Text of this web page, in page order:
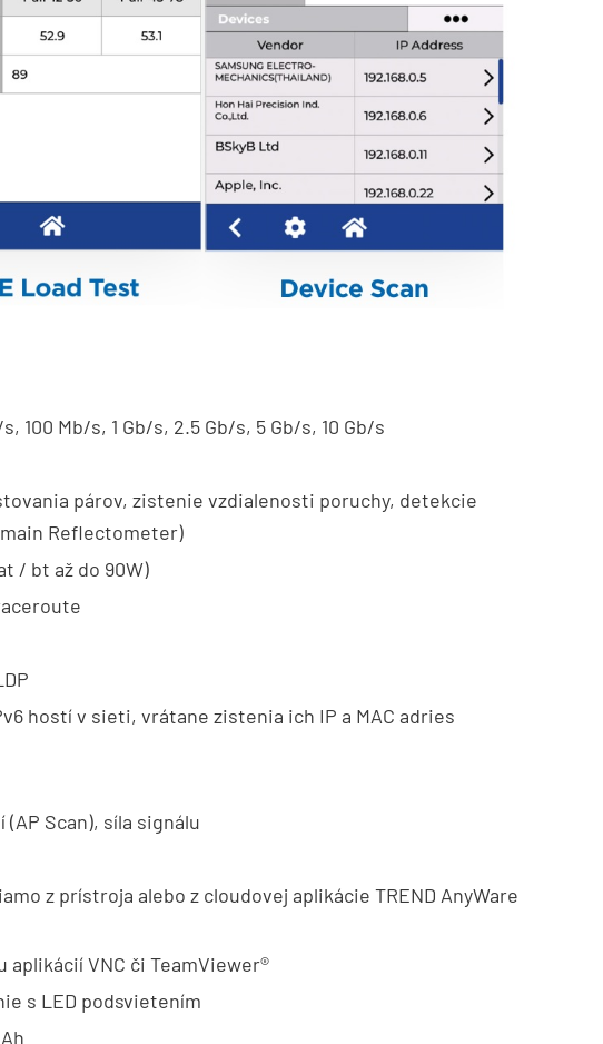
Mb/s, 1 Gb/s, 2.5 Gb/s, 5 Gb/s, 10 Gb/s
párov, zistenie vzdialenosti poruchy, detekcie
Reflectometer)
/ bt až do 90W)
hostí v sieti, vrátane zistenia ich IP a MAC adries
Scan), síla signálu
z prístroja alebo z cloudovej aplikácie TREND AnyWare
VNC či TeamViewer®
s LED podsvietením